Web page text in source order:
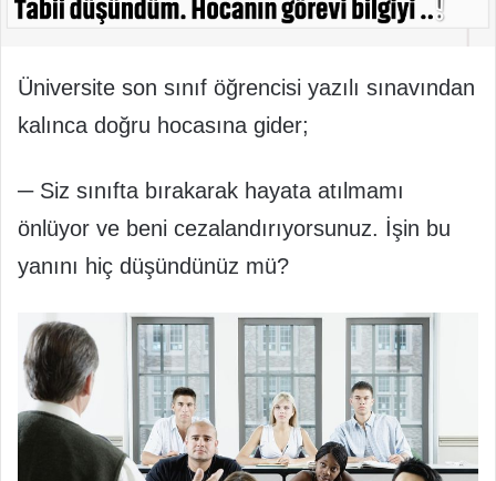
Üniversite son sınıf öğrencisi yazılı sınavından
kalınca doğru hocasına gider;
─ Siz sınıfta bırakarak hayata atılmamı
önlüyor ve beni cezalandırıyorsunuz. İşin bu
yanını hiç düşündünüz mü?